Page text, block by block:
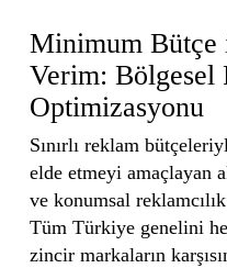
Minimum Bütçe
Verim: Bölgesel
Optimizasyonu
Sınırlı reklam
elde etmeyi amaçlayan
ve konumsal
Tüm Türkiye genelini
zincir markaların